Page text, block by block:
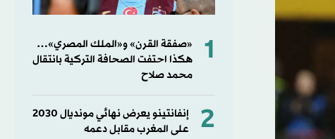
1
«صفقة القرن» و«الملك المصري»…
هكذا احتفت الصحافة التركية بانتقال
محمد صلاح
2
إنفانتينو يعرض نهائي مونديال 2030
على المغرب مقابل دعمه